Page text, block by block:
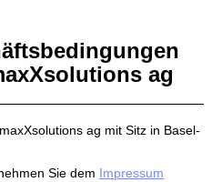
maxXsolutions
maxXsolutions ag mit Sitz in